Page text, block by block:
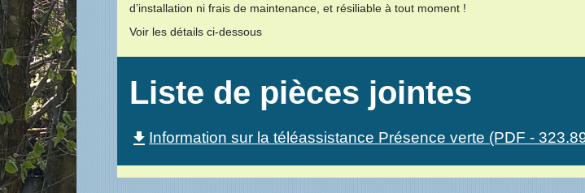
d’installation ni frais de maintenance, et résiliable à tout moment !
Voir les détails ci-dessous
Liste de pièces jointes
file_downloadInformation sur la téléassistance Présence verte (PDF -